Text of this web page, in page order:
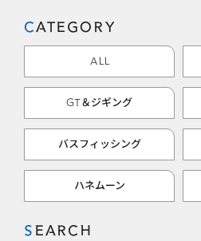
CATEGORY
ALL
GT＆ジギング
バスフィッシング
ハネムーン
SEARCH